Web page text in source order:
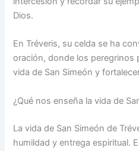
Dios.
En Tréveris, su celda se ha
oración, donde los peregrinos
vida de San Simeón y
¿Qué nos enseña la vida de
La vida de San Simeón de
humildad y entrega espiritual.